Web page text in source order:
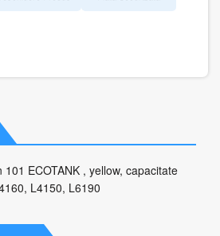
ECOTANK , yellow, capacitate
L4150, L6190